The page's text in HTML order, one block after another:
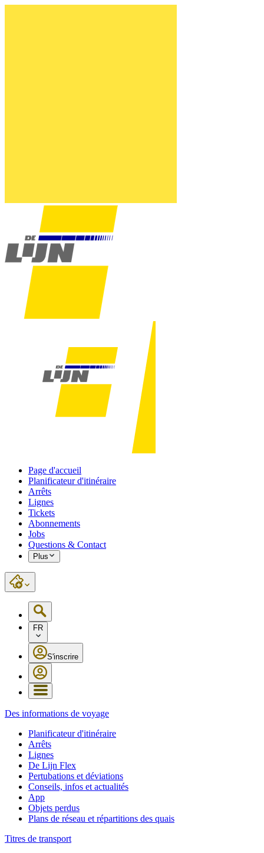
Page d'accueil
Planificateur d'itinéraire
Arrêts
Lignes
Tickets
Abonnements
Jobs
Questions & Contact
Plus
FR
S'inscrire
Des informations de voyage
Planificateur d'itinéraire
Arrêts
Lignes
De Lijn Flex
Pertubations et déviations
Conseils, infos et actualités
App
Objets perdus
Plans de réseau et répartitions des quais
Titres de transport